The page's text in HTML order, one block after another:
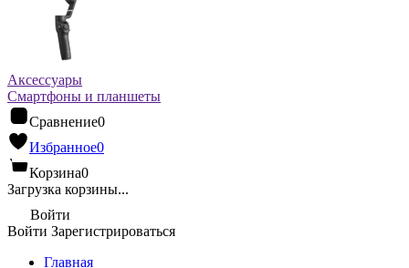
Аксессуары
Смартфоны и планшеты
Сравнение0
Избранное0
Корзина0
Загрузка корзины...
Войти
Войти Зарегистрироваться
Главная